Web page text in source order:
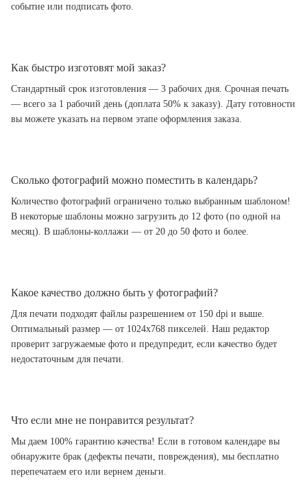
событие или подписать фото.
Как быстро изготовят мой заказ?
Стандартный срок изготовления — 3 рабочих дня. Срочная печать
— всего за 1 рабочий день (доплата 50% к заказу). Дату готовности
вы можете указать на первом этапе оформления заказа.
Сколько фотографий можно поместить в календарь?
Количество фотографий ограничено только выбранным шаблоном!
В некоторые шаблоны можно загрузить до 12 фото (по одной на
месяц). В шаблоны-коллажи — от 20 до 50 фото и более.
Какое качество должно быть у фотографий?
Для печати подходят файлы разрешением от 150 dpi и выше.
Оптимальный размер — от 1024x768 пикселей. Наш редактор
проверит загружаемые фото и предупредит, если качество будет
недостаточным для печати.
Что если мне не понравится результат?
Мы даем 100% гарантию качества! Если в готовом календаре вы
обнаружите брак (дефекты печати, повреждения), мы бесплатно
перепечатаем его или вернем деньги.